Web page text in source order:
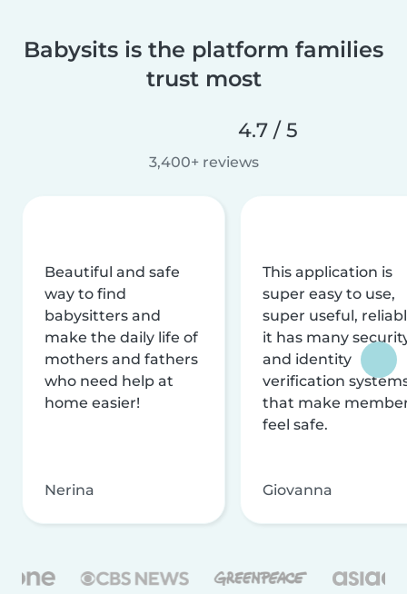
Babysits is the platform families
trust most
4.7 / 5
3,400+ reviews
Beautiful and safe
way to find
babysitters and
make the daily life of
mothers and fathers
who need help at
home easier!
Nerina
This application is
super easy to use,
super useful,
it has many
and identity
verification
that make
feel safe.
Giovanna